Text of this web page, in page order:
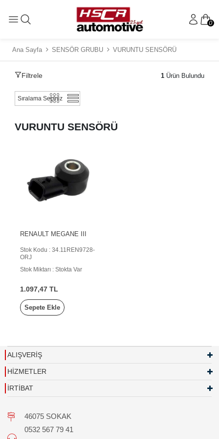
0
Ana Sayfa SENSÖR GRUBU VURUNTU SENSÖRÜ
Filtrele 1 Ürün Bulundu
VURUNTU SENSÖRÜ
RENAULT MEGANE III
Stok Kodu : 34.11REN9728-
ORJ
Stok Miktarı : Stokta Var
1.097,47 TL
Sepete Ekle
ALIŞVERİŞ
HİZMETLER
İRTİBAT
46075 SOKAK
0532 567 79 41